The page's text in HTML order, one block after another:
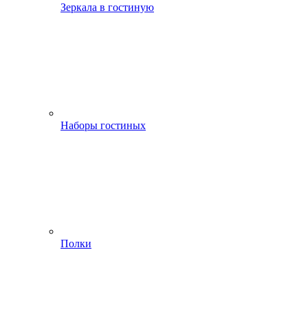
Зеркала в гостиную
Наборы гостиных
Полки